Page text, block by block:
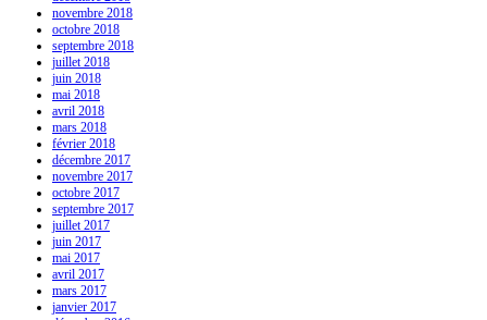
novembre 2018
octobre 2018
septembre 2018
juillet 2018
juin 2018
mai 2018
avril 2018
mars 2018
février 2018
décembre 2017
novembre 2017
octobre 2017
septembre 2017
juillet 2017
juin 2017
mai 2017
avril 2017
mars 2017
janvier 2017